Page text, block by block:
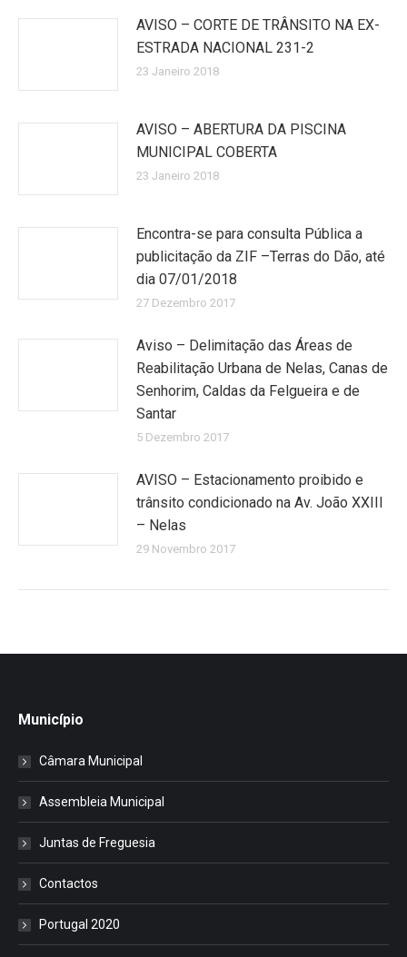
AVISO – CORTE DE TRÂNSITO NA EX-
ESTRADA NACIONAL 231-2
23 Janeiro 2018
AVISO – ABERTURA DA PISCINA
MUNICIPAL COBERTA
23 Janeiro 2018
Encontra-se para consulta Pública a
publicitação da ZIF –Terras do Dão, até
dia 07/01/2018
27 Dezembro 2017
Aviso – Delimitação das Áreas de
Reabilitação Urbana de Nelas, Canas de
Senhorim, Caldas da Felgueira e de
Santar
5 Dezembro 2017
AVISO – Estacionamento proibido e
trânsito condicionado na Av. João XXIII
– Nelas
29 Novembro 2017
Município
Câmara Municipal
Assembleia Municipal
Juntas de Freguesia
Contactos
Portugal 2020